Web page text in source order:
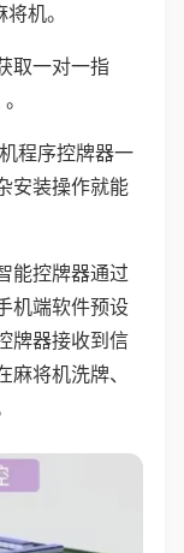
机。
取一对一指
程序控牌器一
安装操作就能
能控牌器通过
机端软件预设
牌器接收到信
将机洗牌、